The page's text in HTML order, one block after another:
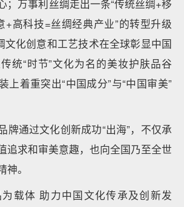
；万事利丝绸走出一条“传统丝绸+移
+高科技=丝绸经典产业”的转型升级
文化创意和工艺技术在全球彰显中国
统“时节”文化为名的美妆护肤品谷
上着重突出“中国成分”与“中国审美”
牌通过文化创新成功“出海”，不仅承
追求和审美意趣，也向全国乃至全世
。
载体 助力中国文化传承及创新发